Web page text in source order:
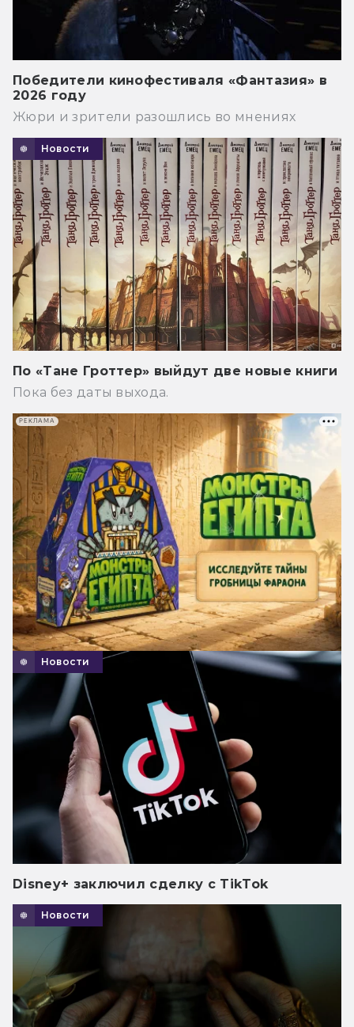
Победители кинофестиваля «Фантазия» в
2026 году
Жюри и зрители разошлись во мнениях
Новости
По «Тане Гроттер» выйдут две новые книги
Пока без даты выхода.
Новости
Disney+ заключил сделку с TikTok
Новости
РЕКЛАМА